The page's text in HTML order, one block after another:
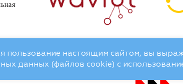
пользование настоящим сайтом, вы
данных (файлов cookie) с